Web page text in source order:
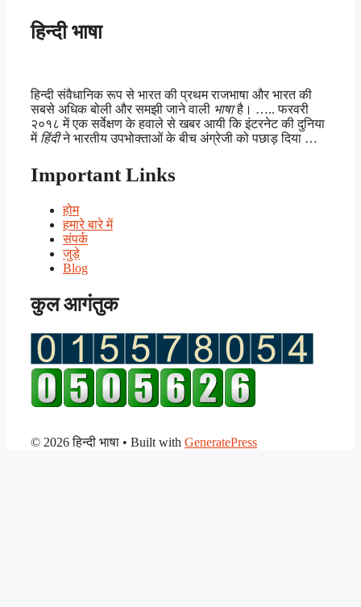
हिन्दी भाषा
हिन्दी संवैधानिक रूप से भारत की प्रथम राजभाषा और भारत की
सबसे अधिक बोली और समझी जाने वाली भाषाहै। ….. फरवरी
२०१८ में एक सर्वेक्षण के हवाले से खबर आयी कि इंटरनेट की दुनिया
में हिंदीने भारतीय उपभोक्ताओं के बीच अंग्रेजी को पछाड़ दिया …
Important Links
होम
हमारे बारे में
संपर्क
जुड़े
Blog
कुल आगंतुक
© 2026 हिन्दी भाषा • Built with GeneratePress